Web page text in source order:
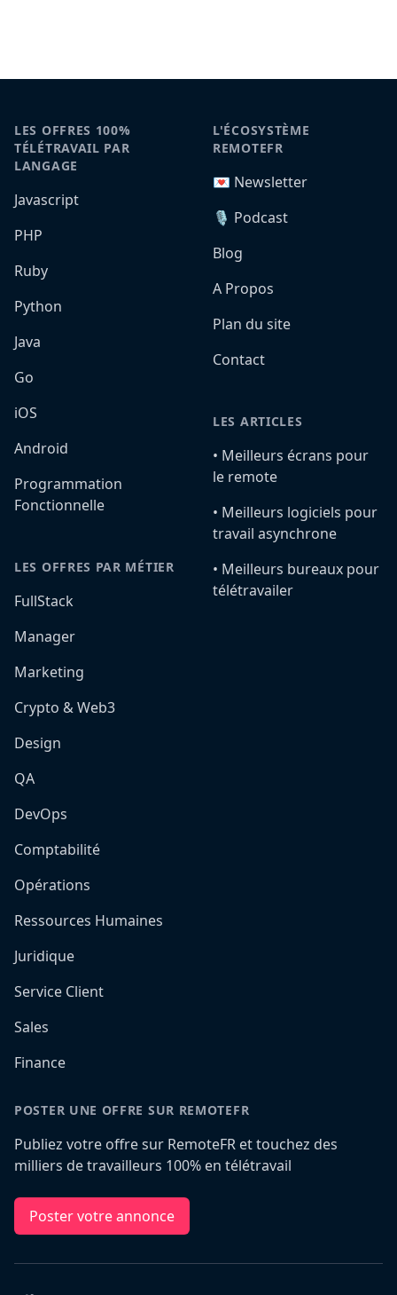
LES OFFRES 100%
TÉLÉTRAVAIL PAR
LANGAGE
Javascript
PHP
Ruby
Python
Java
Go
iOS
Android
Programmation
Fonctionnelle
LES OFFRES PAR MÉTIER
FullStack
Manager
Marketing
Crypto & Web3
Design
QA
DevOps
Comptabilité
Opérations
Ressources Humaines
Juridique
Service Client
Sales
Finance
L'ÉCOSYSTÈME
REMOTEFR
💌 Newsletter
🎙️ Podcast
Blog
A Propos
Plan du site
Contact
LES ARTICLES
•️ Meilleurs écrans pour
le remote
•️ Meilleurs logiciels pour
travail asynchrone
•️ Meilleurs bureaux pour
télétravailer
POSTER UNE OFFRE SUR REMOTEFR
Publiez votre offre sur RemoteFR et touchez des
milliers de travailleurs 100% en télétravail
Poster votre annonce